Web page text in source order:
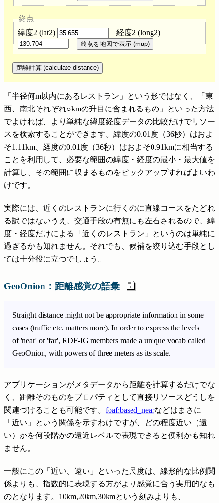
終点
緯度2 (lat2)
経度2 (long2)
終点を地図で表示 (map)
距離計算 (calculate distance)
「半径何m以内にあるレストラン」という形ではなく、「東
西、南北それぞれ○kmの升目に含まれるもの」といった方法
でよければ、より単純な緯度経度データの比較だけでリソー
スを検索することができます。緯度の0.01度（36秒）はおよ
そ1.11km、経度の0.01度（36秒）はおよそ0.91kmに相当する
ことを利用して、必要な範囲の緯度・経度の最小・最大値を
計算し、その範囲に収まるものをピックアップすればよいわ
けです。
実際には、近くのレストランに行くのに直線コースをたどれ
る訳ではないうえ、交通手段の有無にも左右されるので、緯
度・経度だけによる「近くのレストラン」というのは単純に
過ぎるかも知れません。それでも、候補を絞り込む手段とし
ては十分役に立つでしょう。
GeoOnion：距離感覚の語彙
Straight distance might not be appropriate information in some
cases (traffic etc. matters more). In order to express the levels
of 'near' or 'far', RDF-IG members made a unique vocab called
GeoOnion, with powers of three meters as its scale.
アプリケーションがメタデータから距離を計算するだけでな
く、距離そのものをプロパティとして直接リソースどうしを
関連づけることも可能です。 foaf:based_nearなどはまさに
「近い」という関係を示すわけですが、どの程度近い（遠
い）かを何段階かの遠近レベルで表現できると便利かも知れ
ません。
一般にこの「近い、遠い」といった尺度は、線形的な比例関
係よりも、指数的に表現する方がより感覚に合う実用的なも
のとなります。10km,20km,30kmという刻みよりも、